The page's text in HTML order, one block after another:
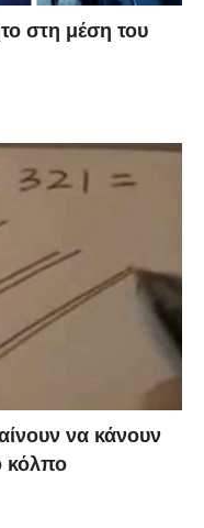
στη μέση του
να κάνουν
κόλπο